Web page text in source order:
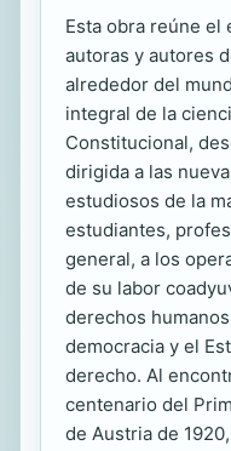
Esta obra reúne
autoras y autores
alrededor del
integral de la
Constitucional,
dirigida a las
estudiosos de la
estudiantes,
general, a los
de su labor
derechos
democracia y el
derecho. Al
centenario del
de Austria de